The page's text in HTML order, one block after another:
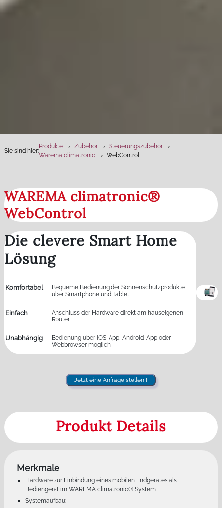
Sie sind hier:
Produkte Zubehör
Steuerungszubehör
Warema climatronic
WebControl
WAREMA climatronic®
WebControl
Die clevere Smart Home
Lösung
Komfortabel
Bequeme Bedienung der Sonnenschutzprodukte
über Smartphone und Tablet
Einfach
Anschluss der Hardware direkt am hauseigenen
Router
Unabhängig
Bedienung über iOS-App, Android-App oder
Webbrowser möglich
Jetzt eine Anfrage stellen!!
Produkt Details
Merkmale
Hardware zur Einbindung eines mobilen Endgerätes als
Bediengerät im WAREMA climatronic® System
Systemaufbau: